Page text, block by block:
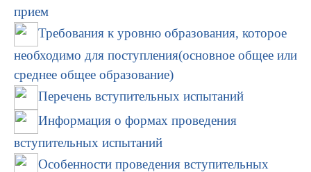
прием
Требования к уровню образования, которое
необходимо для поступления(основное общее или
среднее общее образование)
Перечень вступительных испытаний
Информация о формах проведения
вступительных испытаний
Особенности проведения вступительных